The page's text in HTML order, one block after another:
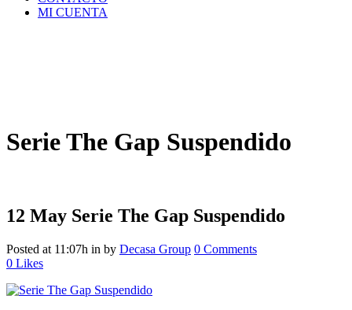
MI CUENTA
Serie The Gap Suspendido
12 May Serie The Gap Suspendido
Posted at 11:07h in by Decasa Group 0 Comments
0 Likes